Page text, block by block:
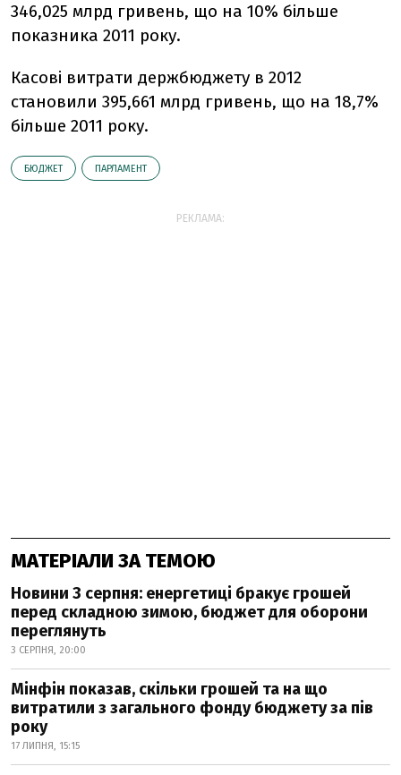
346,025 млрд гривень, що на 10% більше
показника 2011 року.
Касові витрати держбюджету в 2012
становили 395,661 млрд гривень, що на 18,7%
більше 2011 року.
БЮДЖЕТ ПАРЛАМЕНТ
РЕКЛАМА:
МАТЕРІАЛИ ЗА ТЕМОЮ
Новини 3 серпня: енергетиці бракує грошей
перед складною зимою, бюджет для оборони
переглянуть
3 СЕРПНЯ, 20:00
Мінфін показав, скільки грошей та на що
витратили з загального фонду бюджету за пів
року
17 ЛИПНЯ, 15:15